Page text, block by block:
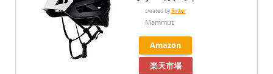
created byRinker
Mammut
Amazon
楽天市場